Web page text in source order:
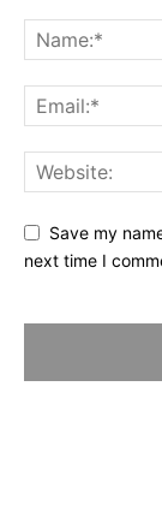
Save my
next time I